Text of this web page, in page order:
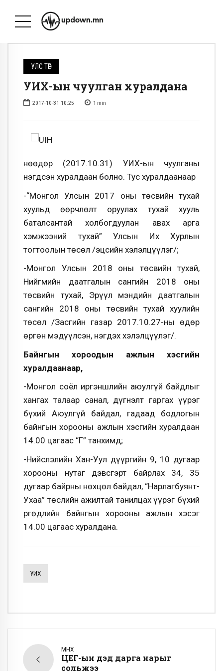
УЛС ТӨР
УИХ-ын чуулган хуралдана
2017-10-31 10:25 1 min
Өнөөдөр (2017.10.31) УИХ-ын чуулганы
нэгдсэн хуралдаан болно. Тус хуралдаанаар
-“Монгол Улсын 2017 оны төсвийн тухай
хуульд өөрчлөлт оруулах тухай хууль
баталсантай холбогдуулан авах арга
хэмжээний тухай” Улсын Их Хурлын
тогтоолын төсөл /эцсийн хэлэлцүүлэг/;
-Монгол Улсын 2018 оны төсвийн тухай,
Нийгмийн даатгалын сангийн 2018 оны
төсвийн тухай, Эрүүл мэндийн даатгалын
сангийн 2018 оны төсвийн тухай хуулийн
төсөл /Засгийн газар 2017.10.27-ны өдөр
өргөн мэдүүлсэн, нэгдэх хэлэлцүүлэг/.
Байнгын хороодын ажлын хэсгийн
хуралдаанаар,
-Монгол соёл иргэншлийн аюулгүй байдлыг
хангах талаар санал, дүгнэлт гаргах үүрэг
бүхий Аюулгүй байдал, гадаад бодлогын
байнгын хорооны ажлын хэсгийн хуралдаан
14.00 цагаас “Г” танхимд;
-Нийслэлийн Хан-Уул дүүргийн 9, 10 дугаар
хорооны нутаг дэвсгэрт байрлах 34, 35
дугаар байрны нөхцөл байдал, “Нарлагбуянт-
Ухаа” төслийн ажилтай танилцах үүрэг бүхий
Өргөдлийн байнгын хорооны ажлын хэсэг
14.00 цагаас хуралдана.
УИХ
ӨМНӨХ
ЦЕГ-ын дэд дарга нарыг
сольжээ